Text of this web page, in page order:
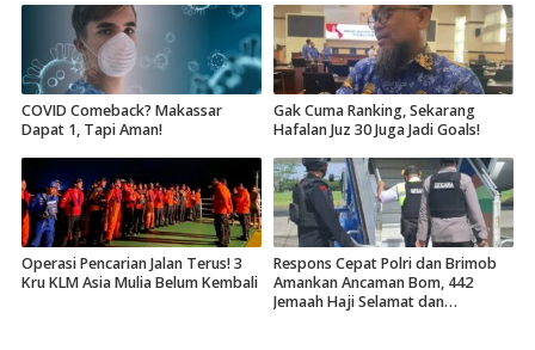
COVID Comeback? Makassar
Dapat 1, Tapi Aman!
Gak Cuma Ranking, Sekarang
Hafalan Juz 30 Juga Jadi Goals!
Operasi Pencarian Jalan Terus! 3
Kru KLM Asia Mulia Belum Kembali
Respons Cepat Polri dan Brimob
Amankan Ancaman Bom, 442
Jemaah Haji Selamat dan